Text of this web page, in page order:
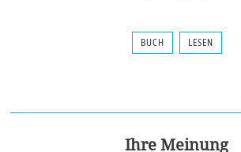
BUCH LESEN
Ihre Meinung